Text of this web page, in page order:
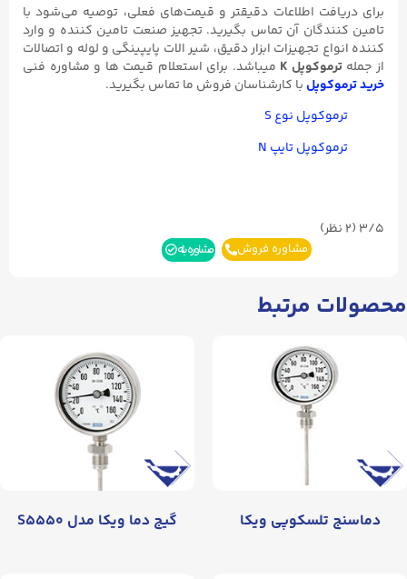
برای دریافت اطلاعات دقیقتر و قیمت‌های فعلی، توصیه می‌شود با
تامین کنندگان آن تماس بگیرید. تجهیز صنعت تامین کننده و وارد
کننده انواع تجهیزات ابزار دقیق، شیر الات پایپینگی و لوله و اتصالات
از جمله ترموکوپل K
میباشد. برای استعلام قیمت ها و مشاوره فنی
خرید ترموکوپل با کارشناسان فروش ما تماس بگیرید.
ترموکوپل نوع S
ترموکوپل تایپ N
3/5 (۲ نظر)
مشاوره فروش مشاوره بله
محصولات مرتبط
دماسنج تلسکوپی ویکا گیج دما ویکا مدل S۵۵۵۰